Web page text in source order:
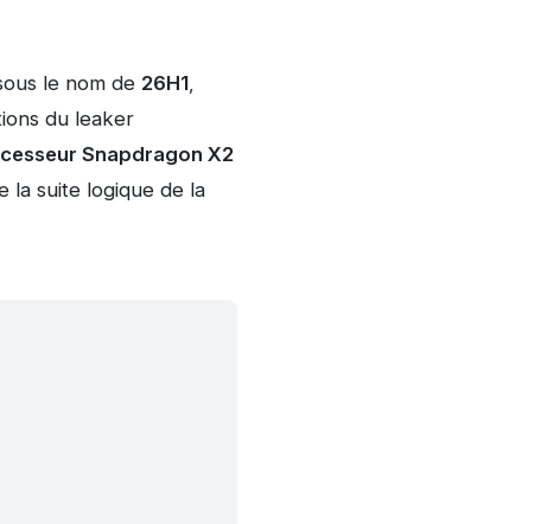
le nom de 26H1,
du leaker
Snapdragon X2
la suite logique de la